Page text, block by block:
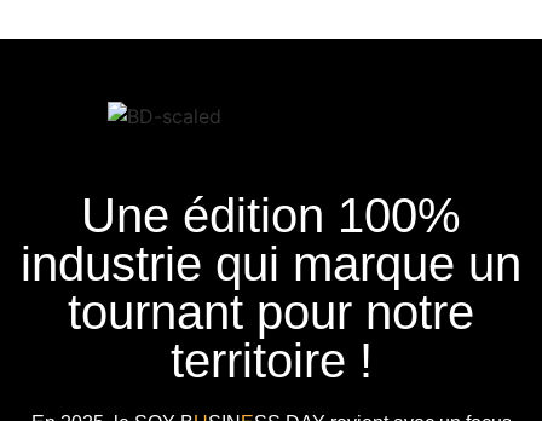
Une édition 100%
industrie qui marque un
tournant pour notre
territoire !